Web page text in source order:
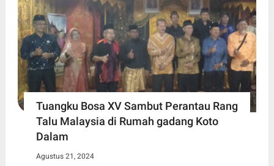
Tuangku Bosa XV Sambut Perantau Rang
Talu Malaysia di Rumah gadang Koto
Dalam
Agustus 21, 2024